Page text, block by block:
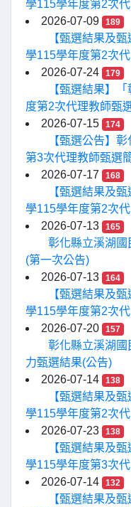
學115學年度第2次代
2026-07-09
189
【甄選結果及
學115學年度第2次代
2026-07-24
179
【甄選結果】
度第2次代理教師甄
2026-07-15
174
【甄選公告】
第3次代理教師甄選
2026-07-17
168
【甄選結果及
學115學年度第2次代
2026-07-13
165
彰化縣立溪湖
(第一次公告)
2026-07-13
164
【甄選結果及
學115學年度第2次代
2026-07-20
157
彰化縣立溪湖國
力甄選結果(公告)
2026-07-14
138
【甄選結果及
學115學年度第2次代
2026-07-23
138
【甄選結果及
學115學年度第3次代
2026-07-14
132
【甄選結果及